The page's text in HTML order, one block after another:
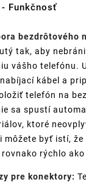
Funkčnosť
bezdrôtového
tak, aby
vášho telefónu.
kábel a
telefón na
sa spustí
ktoré
môžete byť istí,
rýchlo
pre konektory: